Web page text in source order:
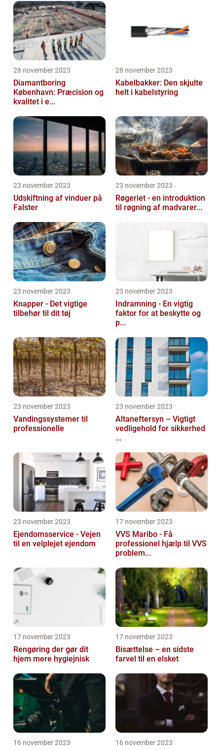
28 november 2023
Diamantboring
København: Præcision og
kvalitet i e...
28 november 2023
Kabelbakker: Den skjulte
helt i kabelstyring
23 november 2023
Udskiftning af vinduer på
Falster
23 november 2023
Røgeriet - en introduktion
til røgning af madvarer...
23 november 2023
Knapper - Det vigtige
tilbehør til dit tøj
23 november 2023
Indramning - En vigtig
faktor for at beskytte og
p...
23 november 2023
Vandingssystemer til
professionelle
23 november 2023
Altaneftersyn – Vigtigt
vedligehold for sikkerhed
...
23 november 2023
Ejendomsservice - Vejen
til en velplejet ejendom
17 november 2023
VVS Maribo - Få
professionel hjælp til VVS
problem...
17 november 2023
Rengøring der gør dit
hjem mere hygiejnisk
17 november 2023
Bisættelse – en sidste
farvel til en elsket
16 november 2023 16 november 2023